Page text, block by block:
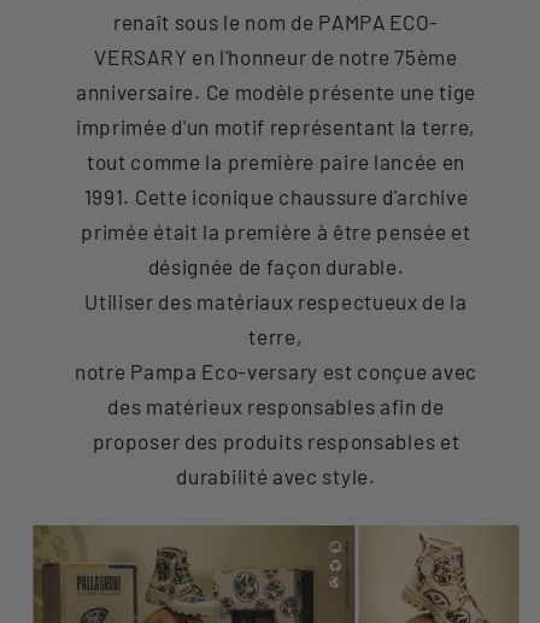
renaît sous le nom de PAMPA ECO-
VERSARY en l'honneur de notre 75ème
anniversaire. Ce modèle présente une tige
imprimée d'un motif représentant la terre,
tout comme la première paire lancée en
1991. Cette iconique chaussure d'archive
primée était la première à être pensée et
désignée de façon durable.
Utiliser des matériaux respectueux de la
terre,
notre Pampa Eco-versary est conçue avec
des matérieux responsables afin de
proposer des produits responsables et
durabilité avec style.